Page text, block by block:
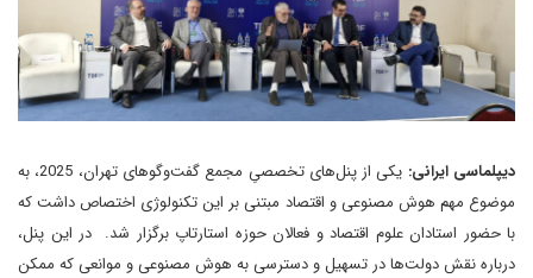
دیپلماسی ایرانی:
یکی از پنل‌های تخصصیِ مجمع گفت‌وگوهای تهران، 2025، به
موضوع مهم هوش مصنوعی و اقتصاد مبتنی بر این تکنولوژی اختصاص داشت که
با حضور استادان علوم اقتصاد و فعالان حوزه استارتاپ برگزار شد. در این پنل،
درباره نقش دولت‌ها در تسهیل و دسترسی به هوش مصنوعی و موانعی که ممکن